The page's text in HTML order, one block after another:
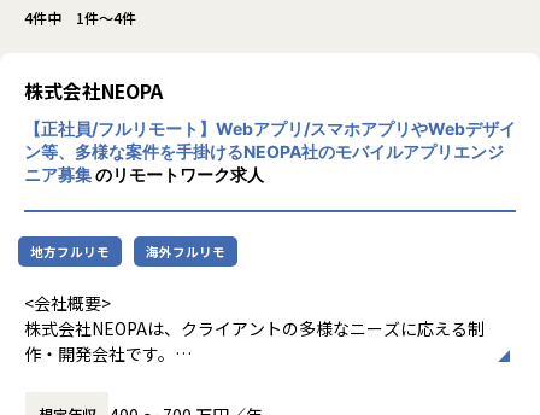
4件中 1件～4件
株式会社NEOPA
【正社員/フルリモート】Webアプリ/スマホアプリやWebデザイ
ン等、多様な案件を手掛けるNEOPA社のモバイルアプリエンジ
ニア募集のリモートワーク求人
地方フルリモ 海外フルリモ
<会社概要>
株式会社NEOPAは、クライアントの多様なニーズに応える制
作・開発会社です。
主力の受託開発事業では、ニーズが高いスマホアプリの開発